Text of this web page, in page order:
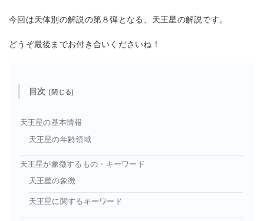
今回は天体別の解説の第８弾となる、天王星の解説です。
どうぞ最後までお付き合いくださいね！
目次
天王星の基本情報
天王星の年齢領域
天王星が象徴するもの・キーワード
天王星の象徴
天王星に関するキーワード